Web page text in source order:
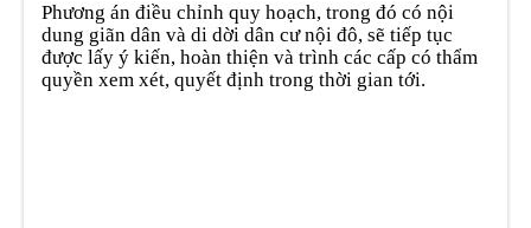
Phương án điều chỉnh quy hoạch, trong đó có nội
dung giãn dân và di dời dân cư nội đô, sẽ tiếp tục
được lấy ý kiến, hoàn thiện và trình các cấp có thẩm
quyền xem xét, quyết định trong thời gian tới.